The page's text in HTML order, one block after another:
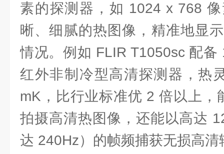
素的探测器，如 1024 x 768
晰、细腻的热图像，精准地显
情况。例如 FLIR T1050sc 配
红外非制冷型高清探测器，热
mK，比行业标准优 2 倍以上，
拍摄高清热图像，还能以高达
达 240Hz）的帧频捕获无损高清